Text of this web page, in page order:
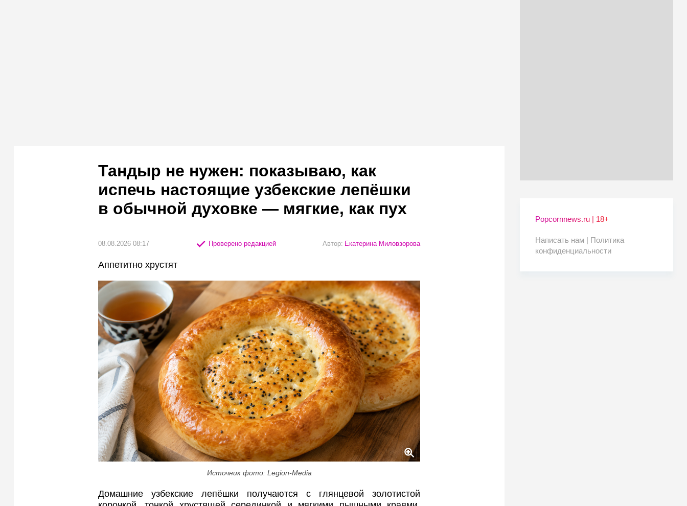
Тандыр не нужен: показываю, как
испечь настоящие узбекские лепёшки
в обычной духовке — мягкие, как пух
08.08.2026 08:17 Проверено редакцией Автор: Екатерина Миловзорова
Аппетитно хрустят
Источник фото: Legion-Media
Домашние узбекские лепёшки получаются с глянцевой золотистой
Popcornnews.ru | 18+
Написать нам | Политика
конфиденциальности